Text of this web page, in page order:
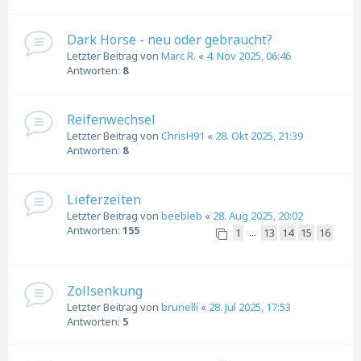
Dark Horse - neu oder gebraucht?
Letzter Beitrag von Marc R. « 4. Nov 2025, 06:46
Antworten: 8
Reifenwechsel
Letzter Beitrag von ChrisH91 « 28. Okt 2025, 21:39
Antworten: 8
Lieferzeiten
Letzter Beitrag von beebleb « 28. Aug 2025, 20:02
Antworten: 155 1 … 13 14 15 16
Zollsenkung
Letzter Beitrag von brunelli « 28. Jul 2025, 17:53
Antworten: 5